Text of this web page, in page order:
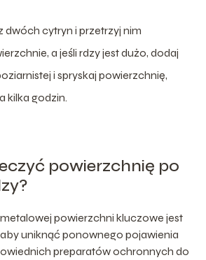
dwóch cytryn i przetrzyj nim
a jeśli rdzy jest dużo, dodaj
i spryskaj powierzchnię,
kilka godzin.
powierzchnię po
powierzchni kluczowe jest
uniknąć ponownego pojawienia
preparatów ochronnych do